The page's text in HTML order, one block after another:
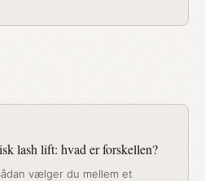
lash lift: hvad er forskellen?
vælger du mellem et